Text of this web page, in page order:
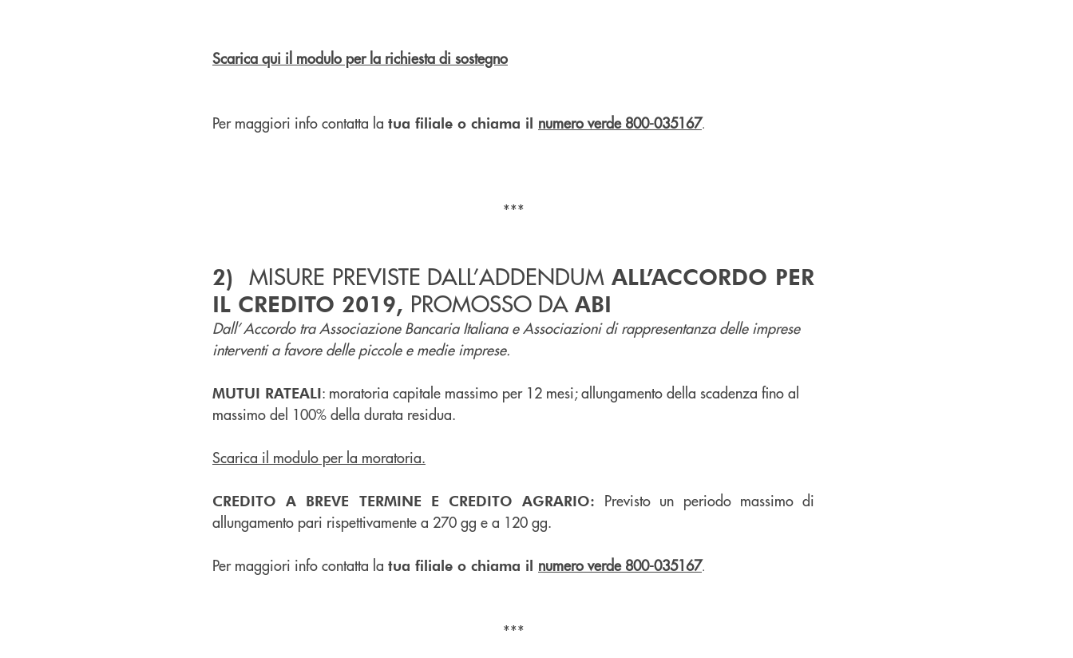
Scarica qui il modulo per la richiesta di sostegno
Per maggiori info contatta la tua filiale o chiama il numero verde 800-035167.
***
2) MISURE PREVISTE DALL’ADDENDUMALL’ACCORDO PER
IL CREDITO 2019, PROMOSSO DA ABI
Dall’ Accordo tra Associazione Bancaria Italiana e Associazioni di rappresentanza delle imprese
interventi a favore delle piccole e medie imprese.
MUTUI RATEALI: moratoria capitale massimo per 12 mesi; allungamento della scadenza fino al
massimo del 100% della durata residua.
Scarica il modulo per la moratoria.
CREDITO A BREVE TERMINE E CREDITO AGRARIO: Previsto un periodo massimo di
allungamento pari rispettivamente a 270 gg e a 120 gg.
Per maggiori info contatta la tua filiale o chiama il numero verde 800-035167.
***